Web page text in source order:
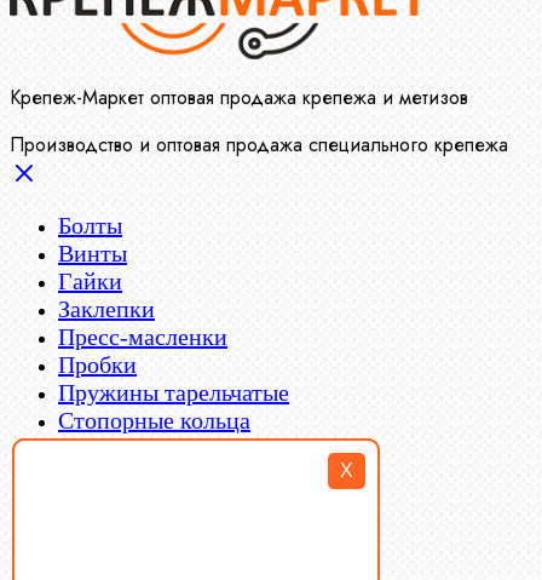
X
Крепеж-Маркет оптовая продажа крепежа и метизов
Производство и оптовая продажа специального крепежа
Болты
Винты
Гайки
Заклепки
Пресс-масленки
Пробки
Пружины тарельчатые
Стопорные кольца
Такелаж